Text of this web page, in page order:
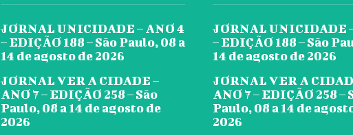
JORNAL UNICIDADE – ANO 4
– EDIÇÃO 188 – São Paulo, 08 a
14 de agosto de 2026
JORNAL VER A CIDADE –
ANO 7 – EDIÇÃO 258 – São
Paulo, 08 a 14 de agosto de
2026
JORNAL UNICIDADE
– EDIÇÃO 188 – São
14 de agosto de 2026
JORNAL VER A
ANO 7 – EDIÇÃO 258 –
Paulo, 08 a 14 de
2026